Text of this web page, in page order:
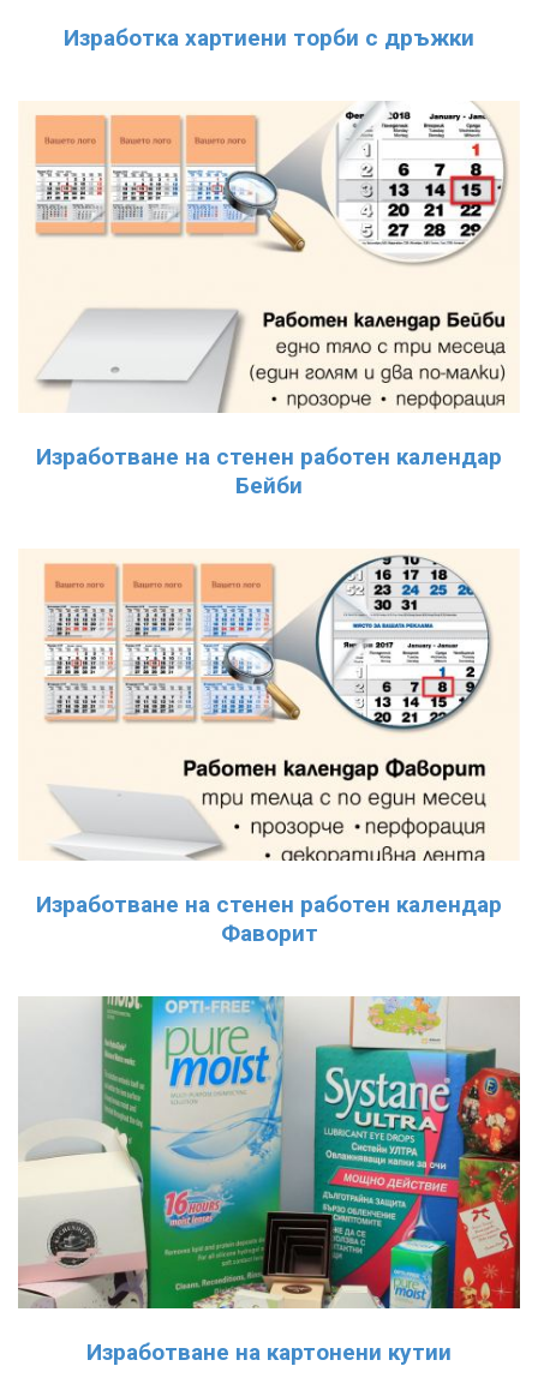
Изработка хартиени торби с дръжки
Изработване на стенен работен календар
Бейби
Изработване на стенен работен календар
Фаворит
Изработване на картонени кутии